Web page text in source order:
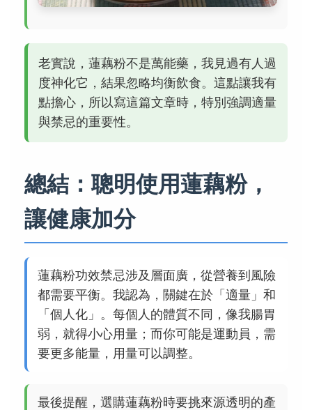
老實說，蓮藕粉不是萬能藥，我見過有人過
度神化它，結果忽略均衡飲食。這點讓我有
點擔心，所以寫這篇文章時，特別強調適量
與禁忌的重要性。
總結：聰明使用蓮藕粉，
讓健康加分
蓮藕粉功效禁忌涉及層面廣，從營養到風險
都需要平衡。我認為，關鍵在於「適量」和
「個人化」。每個人的體質不同，像我腸胃
弱，就得小心用量；而你可能是運動員，需
要更多能量，用量可以調整。
最後提醒，選購蓮藕粉時要挑來源透明的產